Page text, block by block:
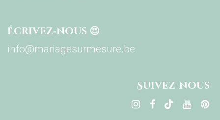
Écrivez‑nous 😍
info@mariagesurmesure.be
Su​ivez-nous